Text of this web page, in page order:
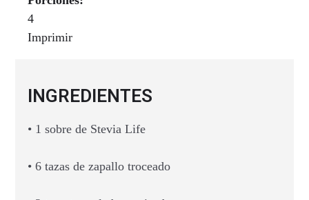
4
Imprimir
INGREDIENTES
• 1 sobre de Stevia Life
• 6 tazas de zapallo troceado